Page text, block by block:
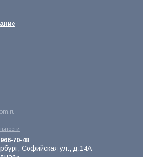
70-48
Софийская ул., д.14А